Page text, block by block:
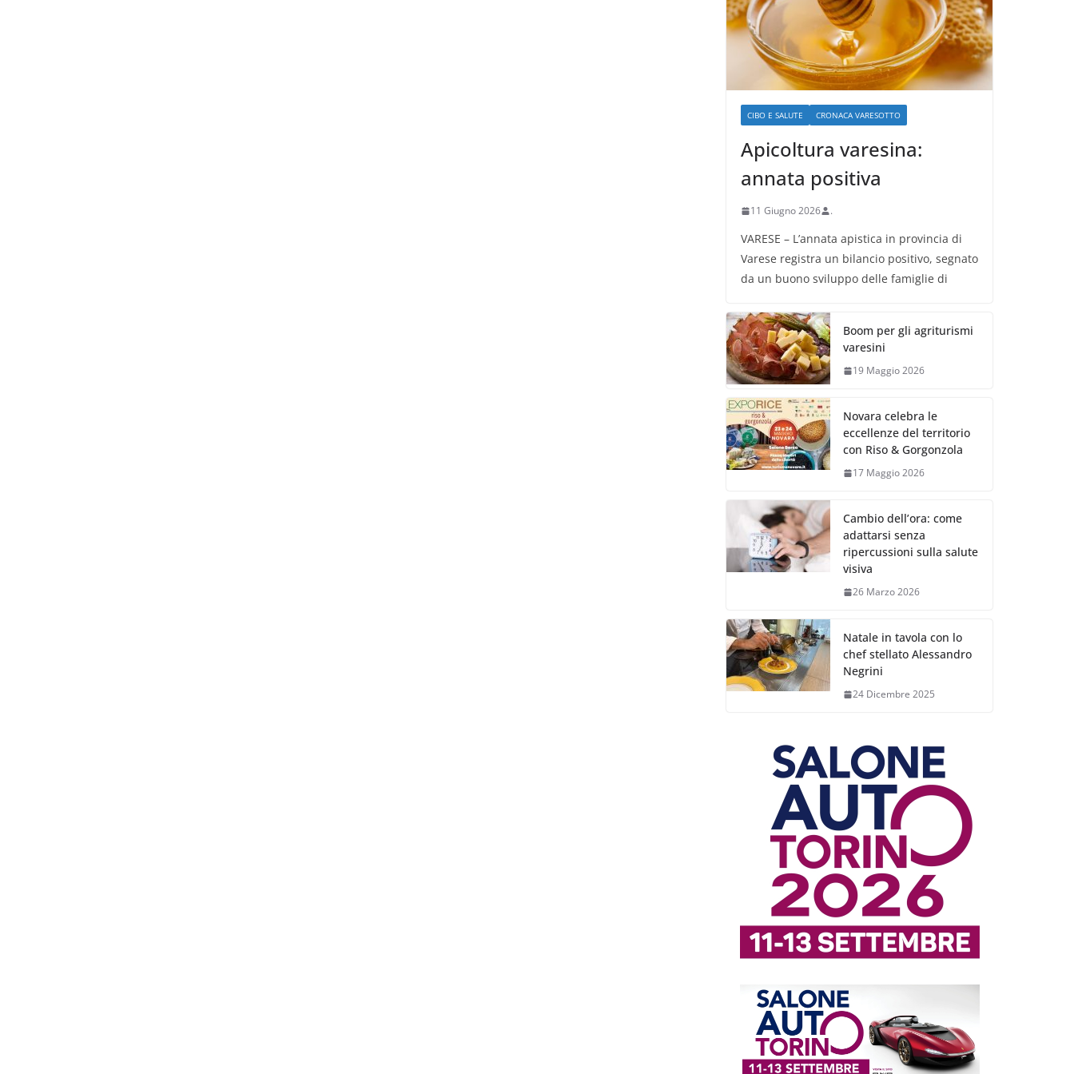
CIBO E SALUTE CRONACA VARESOTTO
Apicoltura varesina:
annata positiva
11 Giugno 2026
VARESE – L’annata apistica in provincia di
Varese registra un bilancio positivo, segnato
da un buono sviluppo delle famiglie di
Boom per gli agriturismi
varesini
19 Maggio 2026
Novara celebra le
eccellenze del territorio
con Riso & Gorgonzola
17 Maggio 2026
Cambio dell’ora: come
adattarsi senza
ripercussioni sulla salute
visiva
26 Marzo 2026
Natale in tavola con lo
chef stellato Alessandro
Negrini
24 Dicembre 2025